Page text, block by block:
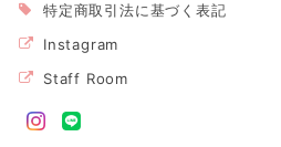
特定商取引法に基づく表記
Instagram
Staff Room